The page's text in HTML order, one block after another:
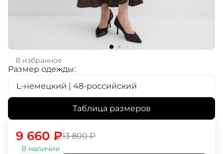
В избранное
Размер одежды:
L-немецкий | 48-российский
Таблица размеров
13 800₽
9 660 ₽
В наличии